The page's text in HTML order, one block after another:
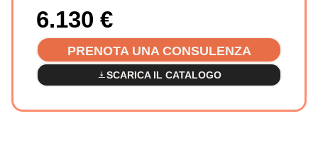
6.130 €
PRENOTA UNA CONSULENZA
SCARICA IL CATALOGO